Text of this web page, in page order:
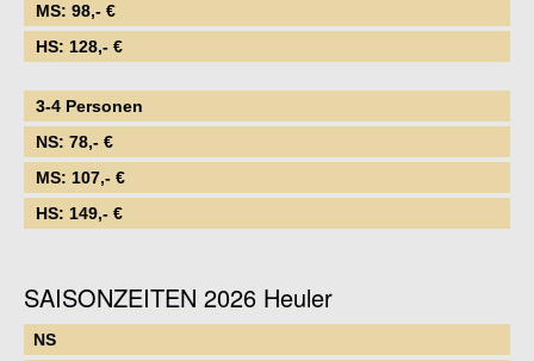
MS: 98,- €
HS: 128,- €
3-4 Personen
NS: 78,- €
MS: 107,- €
HS: 149,- €
SAISONZEITEN 2026 Heuler
NS